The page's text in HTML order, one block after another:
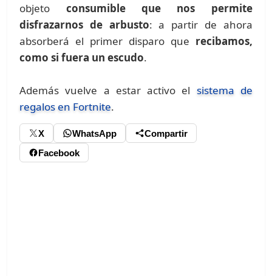
objeto consumible que nos permite
disfrazarnos de arbusto: a partir de ahora
absorberá el primer disparo que recibamos,
como si fuera un escudo.
Además vuelve a estar activo el sistema de
regalos en Fortnite.
X WhatsApp
Compartir
Facebook